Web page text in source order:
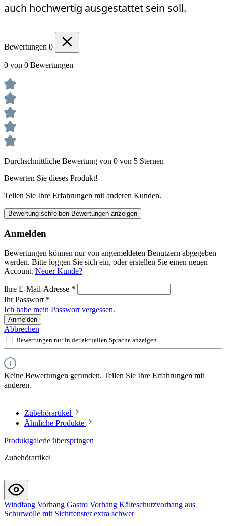
auch hochwertig ausgestattet sein soll.
Bewertungen 0
0 von 0 Bewertungen
Durchschnittliche Bewertung von 0 von 5 Sternen
Bewerten Sie dieses Produkt!
Teilen Sie Ihre Erfahrungen mit anderen Kunden.
Bewertung schreiben Bewertungen anzeigen
Anmelden
Bewertungen können nur von angemeldeten Benutzern abgegeben
werden. Bitte loggen Sie sich ein, oder erstellen Sie einen neuen
Account. Neuer Kunde?
Ihre E-Mail-Adresse *
Ihr Passwort *
Ich habe mein Passwort vergessen.
Anmelden
Abbrechen
Bewertungen nur in der aktuellen Sprache anzeigen.
Keine Bewertungen gefunden. Teilen Sie Ihre Erfahrungen mit
anderen.
Zubehörartikel
Ähnliche Produkte
Produktgalerie überspringen
Zubehörartikel
Windfang Vorhang Gastro Vorhang Kälteschutzvorhang aus
Schurwolle mit Sichtfenster extra schwer